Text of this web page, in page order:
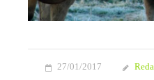
27/01/2017